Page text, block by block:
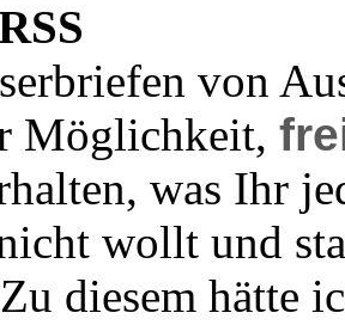
von
Möglichkeit,
was Ihr
wollt und
diesem hätte